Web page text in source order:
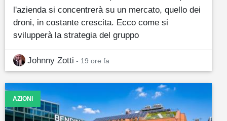
l'azienda si concentrerà su un mercato, quello dei
droni, in costante crescita. Ecco come si
svilupperà la strategia del gruppo
Johnny Zotti - 19 ore fa
AZIONI